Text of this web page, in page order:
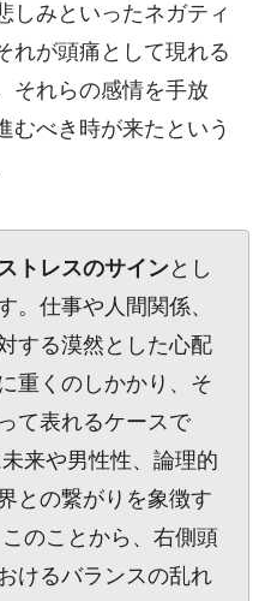
しみといったネガティ
れが頭痛として現れる
それらの感情を手放
むべき時が来たという
トレスのサインとし
。仕事や人間関係、
する漠然とした心配
重くのしかかり、そ
て表れるケースで
来や男性性、論理的
との繋がりを象徴す
のことから、右側頭
けるバランスの乱れ